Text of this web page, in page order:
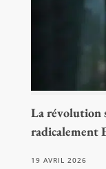
La révolution
radicalement
19 AVRIL 2026